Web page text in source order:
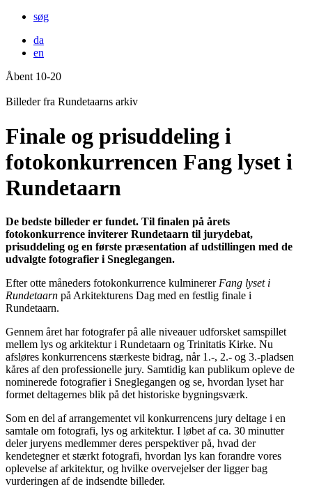
søg
da
en
Åbent 10-20
Billeder fra Rundetaarns arkiv
Finale og prisuddeling i
fotokonkurrencen Fang lyset i
Rundetaarn
De bedste billeder er fundet. Til finalen på årets
fotokonkurrence inviterer Rundetaarn til jurydebat,
prisuddeling og en første præsentation af udstillingen med de
udvalgte fotografier i Sneglegangen.
Efter otte måneders fotokonkurrence kulminerer Fang lyset i
Rundetaarn på Arkitekturens Dag med en festlig finale i
Rundetaarn.
Gennem året har fotografer på alle niveauer udforsket samspillet
mellem lys og arkitektur i Rundetaarn og Trinitatis Kirke. Nu
afsløres konkurrencens stærkeste bidrag, når 1.-, 2.- og 3.-pladsen
kåres af den professionelle jury. Samtidig kan publikum opleve de
nominerede fotografier i Sneglegangen og se, hvordan lyset har
formet deltagernes blik på det historiske bygningsværk.
Som en del af arrangementet vil konkurrencens jury deltage i en
samtale om fotografi, lys og arkitektur. I løbet af ca. 30 minutter
deler juryens medlemmer deres perspektiver på, hvad der
kendetegner et stærkt fotografi, hvordan lys kan forandre vores
oplevelse af arkitektur, og hvilke overvejelser der ligger bag
vurderingen af de indsendte billeder.